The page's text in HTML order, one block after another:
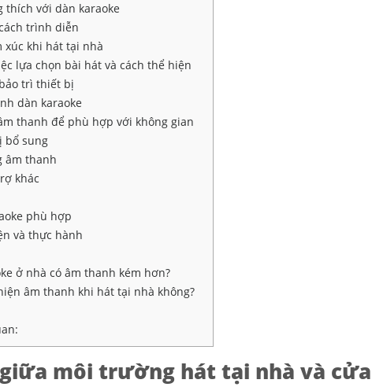
với dàn karaoke
trình diễn
xúc khi hát tại nhà
lựa chọn bài hát và cách thể hiện
trì thiết bị
dàn karaoke
thanh để phù hợp với không gian
bổ sung
âm thanh
khác
phù hợp
và thực hành
ở nhà có âm thanh kém hơn?
âm thanh khi hát tại nhà không?
môi trường hát tại nhà và